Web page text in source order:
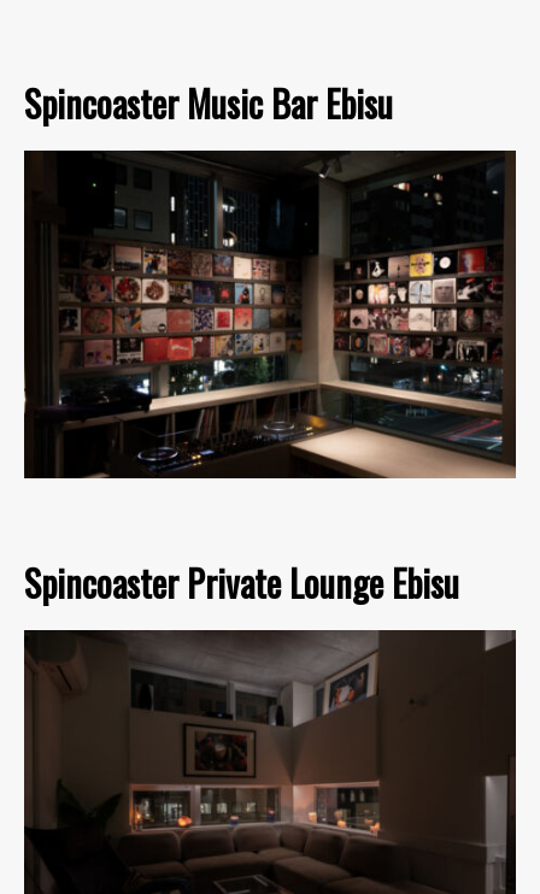
Spincoaster Music Bar Ebisu
Spincoaster Private Lounge Ebisu